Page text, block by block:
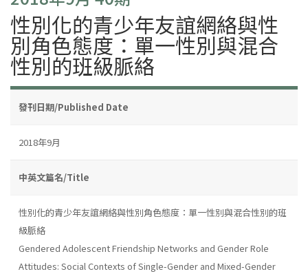
性別化的青少年友誼網絡與性
別角色態度：單一性別與混合
性別的班級脈絡
發刊日期/Published Date
2018年9月
中英文篇名/Title
性別化的青少年友誼網絡與性別角色態度：單一性別與混合性別的班
級脈絡
Gendered Adolescent Friendship Networks and Gender Role
Attitudes: Social Contexts of Single-Gender and Mixed-Gender